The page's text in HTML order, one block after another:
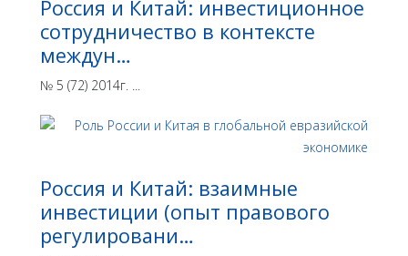
Россия и Китай: инвестиционное
сотрудничество в контексте
междун…
№ 5 (72) 2014г. ...
Россия и Китай: взаимные
инвестиции (опыт правового
регулировани…